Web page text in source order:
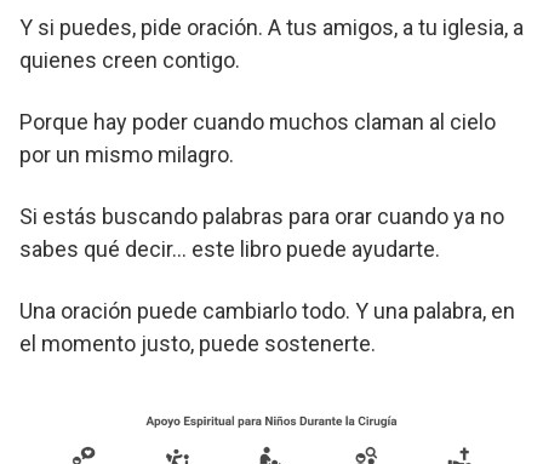
Y si puedes, pide oración. A tus amigos, a tu iglesia, a
quienes creen contigo.
Porque hay poder cuando muchos claman al cielo
por un mismo milagro.
Si estás buscando palabras para orar cuando ya no
sabes qué decir… este libro puede ayudarte.
Una oración puede cambiarlo todo. Y una palabra, en
el momento justo, puede sostenerte.